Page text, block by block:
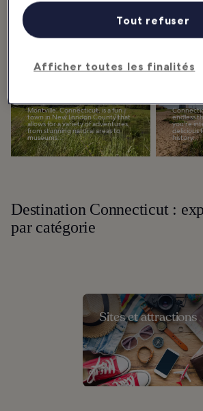
Connecticut : quelles sont
activités incontournables ?
Do in Montville
Montville, Connecticut, is a fun
town in New London County that
allows for a variety of adventures,
from stunning natural areas to
museums...
in
endless
you're
delicious
history...
Destination Connecticut :
par catégorie
Sites et attractions
Afficher toutes les finalités
Tout refuser